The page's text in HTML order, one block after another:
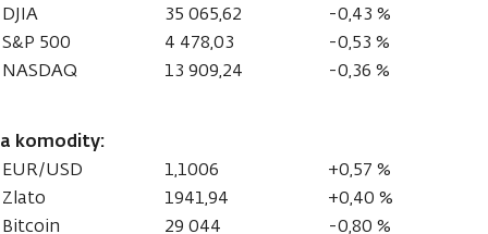
DJIA 35 065,62
-0,43 %
S&P 500
4 478,03
-0,53 %
NASDAQ
13 909,24 -0,36 %
a komodity:
EUR/USD 1,1006
+0,57 %
Zlato
1941,94
+0,40 %
Bitcoin
29 044
-0,80 %